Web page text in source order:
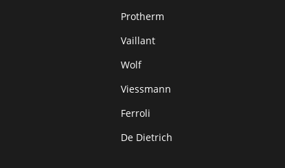
Protherm
Vaillant
Wolf
Viessmann
Ferroli
De Dietrich